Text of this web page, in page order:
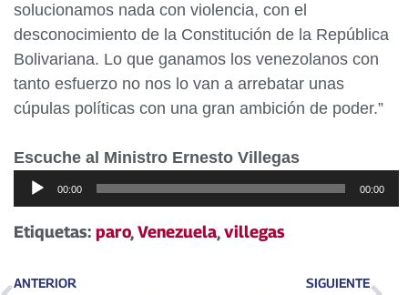
solucionamos nada con violencia, con el
desconocimiento de la Constitución de la República
Bolivariana. Lo que ganamos los venezolanos con
tanto esfuerzo no nos lo van a arrebatar unas
cúpulas políticas con una gran ambición de poder.”
Escuche al Ministro Ernesto Villegas
Reproductor
de
audio
00:00 00:00
Etiquetas: paro,Venezuela,villegas
ANTERIOR SIGUIENTE